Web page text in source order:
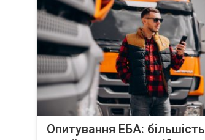
Опитування EБA: більшість